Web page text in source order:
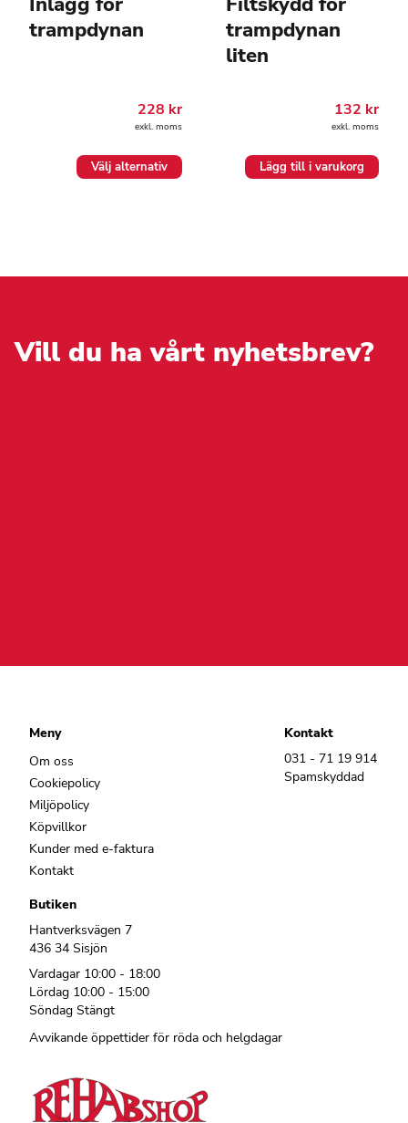
trampdynan
228 kr
exkl. moms
Välj alternativ
olika
på
produktsidan
trampdynan
liten
132 kr
exkl. moms
Lägg till i varukorg
Vill du ha vårt nyhetsbrev?
Meny
Om oss
Cookiepolicy
Miljöpolicy
Köpvillkor
Kunder med e-faktura
Kontakt
Kontakt
031 - 71 19 914
Spamskyddad
Butiken
Hantverksvägen 7
436 34 Sisjön
Vardagar 10:00 - 18:00
Lördag 10:00 - 15:00
Söndag Stängt
Avvikande öppettider för röda och helgdagar